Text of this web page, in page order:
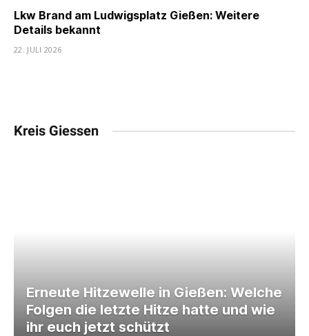
Lkw Brand am Ludwigsplatz Gießen: Weitere
Details bekannt
22. JULI 2026
Kreis Giessen
Erneute Hitzewelle in Gießen: Welche
Folgen die letzte Hitze hatte und wie
ihr euch jetzt schützt